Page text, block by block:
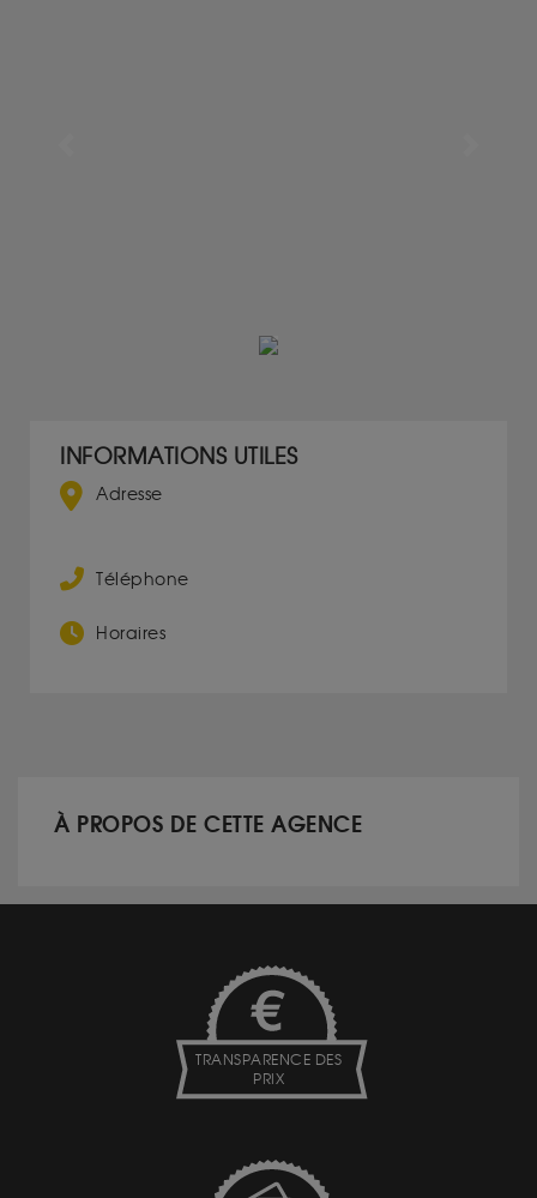
INFORMATIONS UTILES
Adresse
Téléphone
Horaires
À PROPOS DE CETTE AGENCE
TRANSPARENCE DES
PRIX